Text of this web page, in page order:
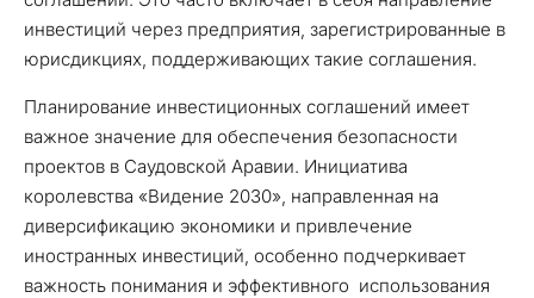
инвестиций через предприятия, зарегистрированные в
юрисдикциях, поддерживающих такие соглашения.
Планирование инвестиционных соглашений имеет
важное значение для обеспечения безопасности
проектов в Саудовской Аравии. Инициатива
королевства «Видение 2030», направленная на
диверсификацию экономики и привлечение
иностранных инвестиций, особенно подчеркивает
важность понимания и эффективного использования